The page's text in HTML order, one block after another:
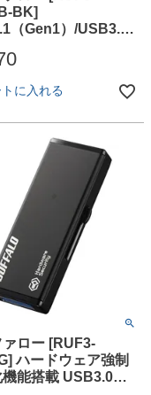
BK]
（Gen1）/USB3.0
16GB ブラック
に入れる
ロー [RUF3-
ハードウェア強制
機能搭載 USB3.0対